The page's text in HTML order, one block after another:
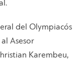
del Olympiacós
Asesor
Karembeu,